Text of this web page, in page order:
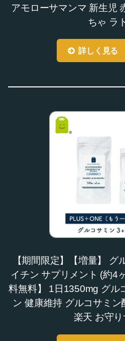
アモローサマンマ 新生児
ちゃ ラ
詳しく見る
【期間限定】【増量】 グ
イチン サプリメント (約4
料無料】 1日1350mg グル
ン 健康維持 グルコサミン
楽天 お守り